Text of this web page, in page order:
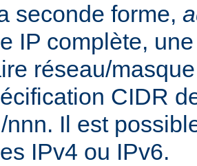
seconde forme,
IP complète,
réseau/
CIDR
nnn. Il est
IPv4 ou IPv6.